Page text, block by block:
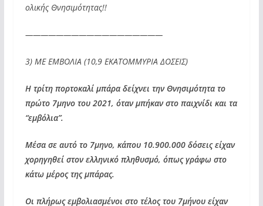
ολικής Θνησιμότητας!!
——————————————————
3) ΜΕ ΕΜΒΟΛΙΑ (10,9 ΕΚΑΤΟΜΜΥΡΙΑ ΔΟΣΕΙΣ)
Η τρίτη πορτοκαλί μπάρα δείχνει την Θνησιμότητα το
πρώτο 7μηνο του 2021, όταν μπήκαν στο παιχνίδι και τα
“εμβόλια”.
Μέσα σε αυτό το 7μηνο, κάπου 10.900.000 δόσεις είχαν
χορηγηθεί στον ελληνικό πληθυσμό, όπως γράφω στο
κάτω μέρος της μπάρας.
Οι πλήρως εμβολιασμένοι στο τέλος του 7μήνου είχαν